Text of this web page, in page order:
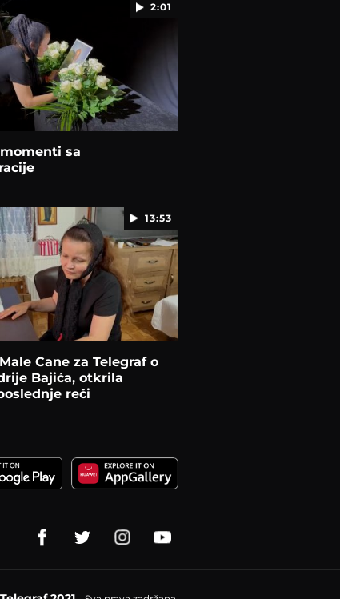
2:01
sa
13:53
Cane za Telegraf o
Bajića, otkrila
reči